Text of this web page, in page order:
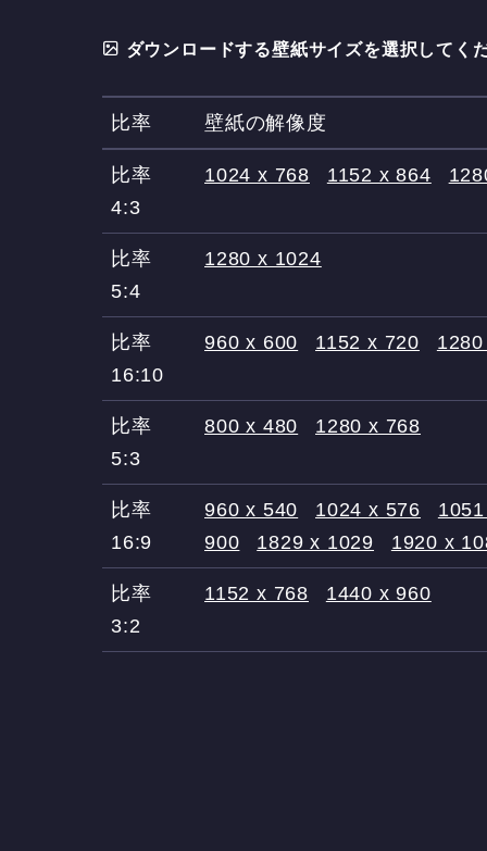
ダウンロードする壁紙サイズを選択して
比率 壁紙の解像度
比率
4:3
1024 x 768 1152 x 864
比率
5:4
1280 x 1024
比率
16:10
960 x 600 1152 x 720
比率
5:3
800 x 480 1280 x 768
比率
16:9
960 x 540 1024 x 576
900
1829 x 1029 1920 x
比率
3:2
1152 x 768 1440 x 960